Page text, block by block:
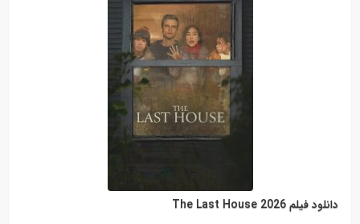
دانلود فیلم The Last House 2026